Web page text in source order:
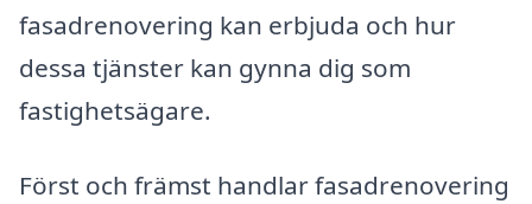
fasadrenovering kan erbjuda och hur
dessa tjänster kan gynna dig som
fastighetsägare.
Först och främst handlar fasadrenovering